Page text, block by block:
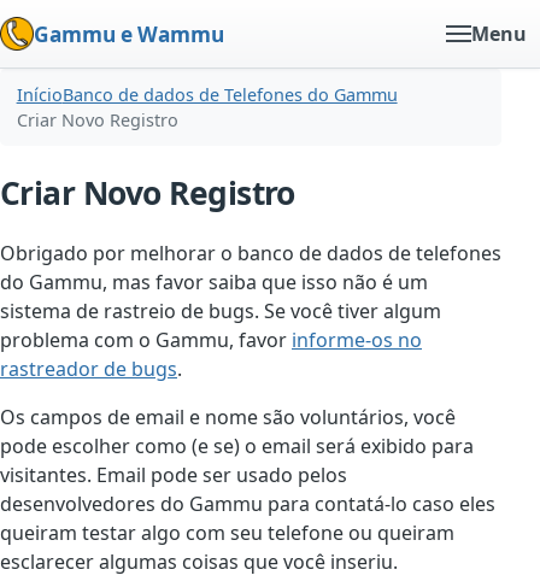
Gammu e Wammu Menu
InícioBanco de dados de Telefones do Gammu
Criar Novo Registro
Criar Novo Registro
Obrigado por melhorar o banco de dados de telefones
do Gammu, mas favor saiba que isso não é um
sistema de rastreio de bugs. Se você tiver algum
problema com o Gammu, favor informe-os no
rastreador de bugs.
Os campos de email e nome são voluntários, você
pode escolher como (e se) o email será exibido para
visitantes. Email pode ser usado pelos
desenvolvedores do Gammu para contatá-lo caso eles
queiram testar algo com seu telefone ou queiram
esclarecer algumas coisas que você inseriu.